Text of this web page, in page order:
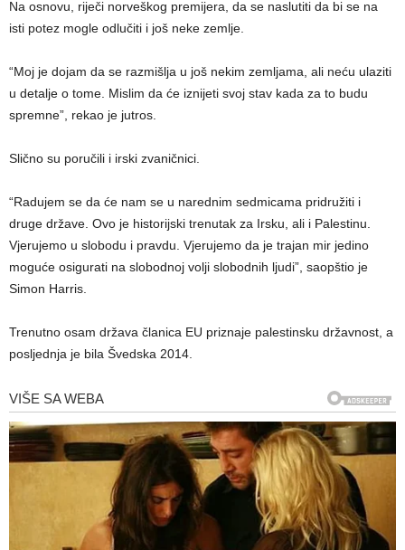
Na osnovu, riječi norveškog premijera, da se naslutiti da bi se na
isti potez mogle odlučiti i još neke zemlje.
“Moj je dojam da se razmišlja u još nekim zemljama, ali neću ulaziti
u detalje o tome. Mislim da će iznijeti svoj stav kada za to budu
spremne”, rekao je jutros.
Slično su poručili i irski zvaničnici.
“Radujem se da će nam se u narednim sedmicama pridružiti i
druge države. Ovo je historijski trenutak za Irsku, ali i Palestinu.
Vjerujemo u slobodu i pravdu. Vjerujemo da je trajan mir jedino
moguće osigurati na slobodnoj volji slobodnih ljudi”, saopštio je
Simon Harris.
Trenutno osam država članica EU priznaje palestinsku državnost, a
posljednja je bila Švedska 2014.